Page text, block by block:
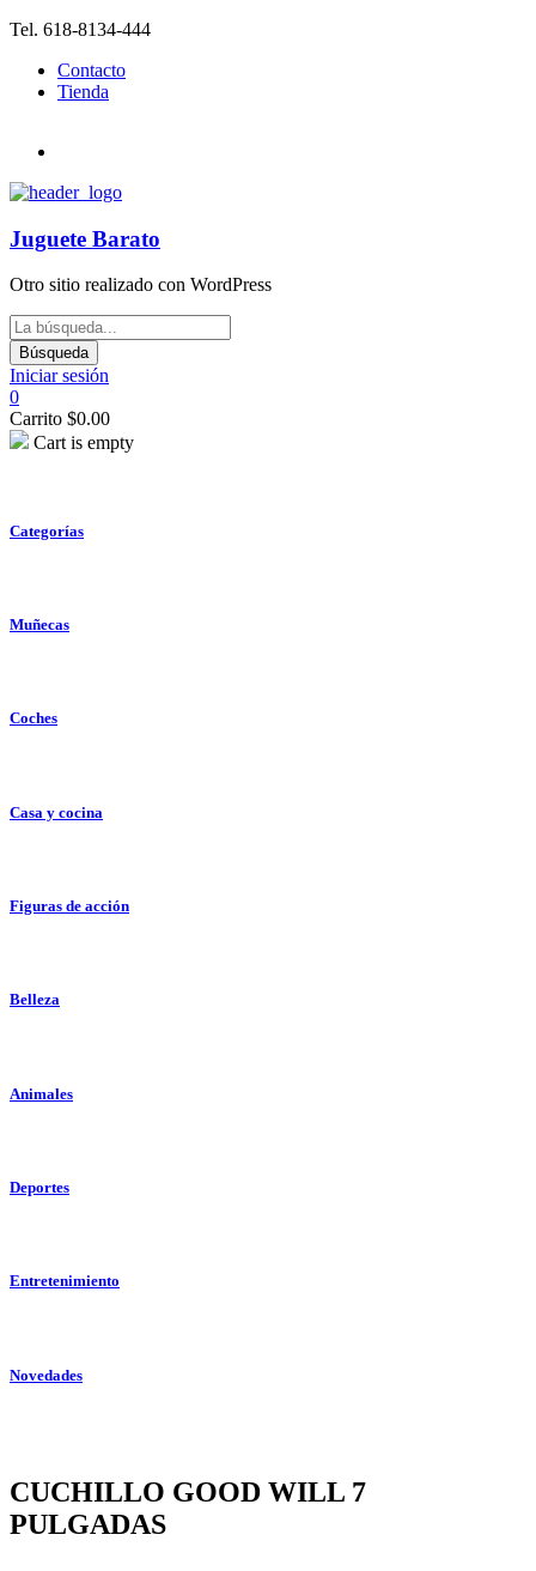
Tel. 618-8134-444
Contacto
Tienda
Juguete Barato
Otro sitio realizado con WordPress
Iniciar sesión
0
Carrito $0.00
Cart is empty
Categorías
Muñecas
Coches
Casa y cocina
Figuras de acción
Belleza
Animales
Deportes
Entretenimiento
Novedades
CUCHILLO GOOD WILL 7
PULGADAS